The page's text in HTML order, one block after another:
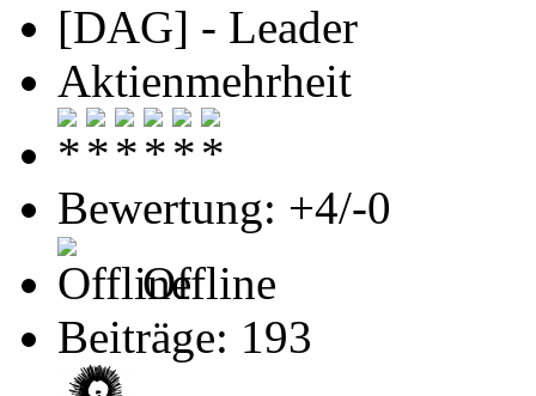
[DAG] - Leader
Aktienmehrheit
Bewertung: +4/-0
Offline
Beiträge: 193